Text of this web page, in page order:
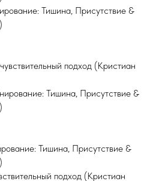
Тишина, Присутствие &
подход (Кристиан
Тишина, Присутствие &
Тишина, Присутствие &
подход (Кристиан